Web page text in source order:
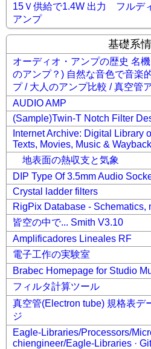
15Ｖ供給で1.4W 出力 フルデ
アンプ
基礎系
オーディオ・アンプの歴史 名
のアンプ？) 自然な音色で音楽
プ / 大人のアンプ比較 / 真空管
AUDIO AMP
(Sample)Twin-T Notch Filter
Internet Archive: Digital Library
Texts, Movies, Music &
地表面の熱収支と気象
DIP Type Of 3.5mm Audio
Crystal ladder filters
RigPix Database - Schematics,
皆空の中で... Smith V3.10
Amplificadores Lineales RF
電子工作の実験室
Brabec Homepage for Studio
フィルタ計算ツール
真空管(Electron tube) 規格表デ
ジ
Eagle-Libraries/Processors/
chiengineer/Eagle-Libraries ·